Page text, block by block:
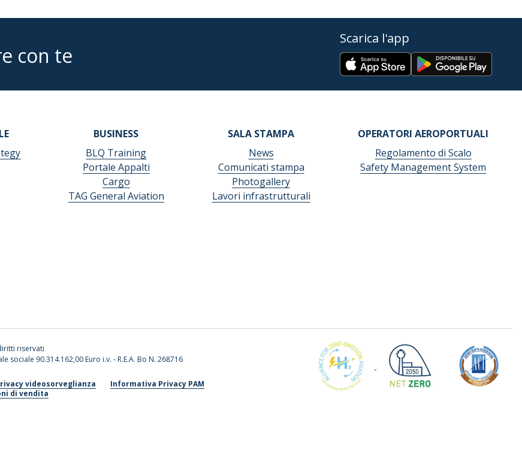
con te
Scarica l'app
BUSINESS
BLQ Training
Portale Appalti
Cargo
TAG General Aviation
SALA STAMPA
News
Comunicati stampa
Photogallery
Lavori infrastrutturali
OPERATORI AEROPORTUALI
Regolamento di Scalo
Safety Management System
riservati
sociale 90.314.162,00 Euro i.v. - R.E.A. Bo N. 268716
videosorveglianza
Informativa Privacy PAM
di vendita